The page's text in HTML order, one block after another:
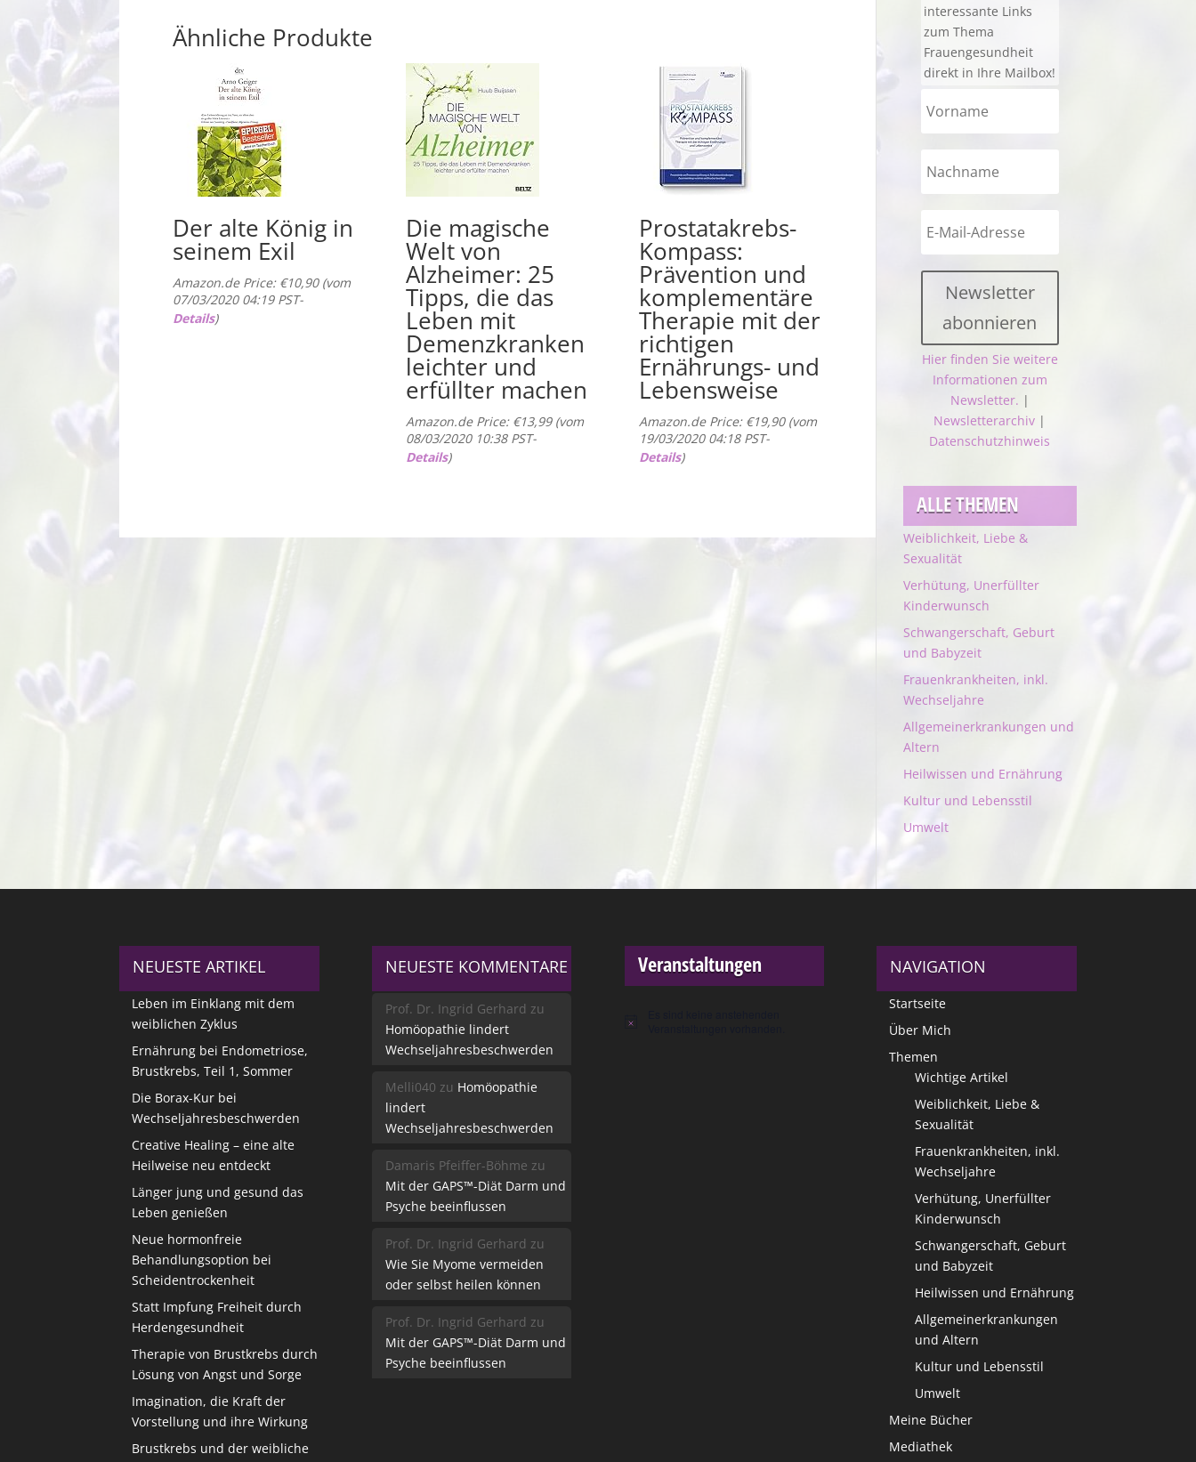
Ähnliche Produkte
Der alte König in
seinem Exil
Amazon.de Price: €10,90(vom
07/03/2020 04:19 PST-
Details)
Die magische
Welt von
Alzheimer: 25
Tipps, die das
Leben mit
Demenzkranken
leichter und
erfüllter machen
Amazon.de Price: €13,99(vom
08/03/2020 10:38 PST-
Details)
Prostatakrebs-
Kompass:
Prävention und
komplementäre
Therapie mit der
richtigen
Ernährungs- und
Lebensweise
Amazon.de Price: €19,90(vom
19/03/2020 04:18 PST-
Details)
interessante Links
zum Thema
Frauengesundheit
direkt in Ihre Mailbox!
Newsletter
abonnieren
Hier finden Sie weitere
Informationen zum
Newsletter. |
Newsletterarchiv |
Datenschutzhinweis
ALLE THEMEN
Weiblichkeit, Liebe &
Sexualität
Verhütung, Unerfüllter
Kinderwunsch
Schwangerschaft, Geburt
und Babyzeit
Frauenkrankheiten, inkl.
Wechseljahre
Allgemeinerkrankungen und
Altern
Heilwissen und Ernährung
Kultur und Lebensstil
Umwelt
NEUESTE ARTIKEL
Leben im Einklang mit dem
weiblichen Zyklus
Ernährung bei Endometriose,
Brustkrebs, Teil 1, Sommer
Die Borax-Kur bei
Wechseljahresbeschwerden
Creative Healing – eine alte
Heilweise neu entdeckt
Länger jung und gesund das
Leben genießen
Neue hormonfreie
Behandlungsoption bei
Scheidentrockenheit
Statt Impfung Freiheit durch
Herdengesundheit
Therapie von Brustkrebs durch
Lösung von Angst und Sorge
Imagination, die Kraft der
Vorstellung und ihre Wirkung
Brustkrebs und der weibliche
NEUESTE KOMMENTARE
Prof. Dr. Ingrid Gerhard zu
Homöopathie lindert
Wechseljahresbeschwerden
Melli040 zu Homöopathie
lindert
Wechseljahresbeschwerden
Damaris Pfeiffer-Böhme zu
Mit der GAPS™-Diät Darm und
Psyche beeinflussen
Prof. Dr. Ingrid Gerhard zu
Wie Sie Myome vermeiden
oder selbst heilen können
Prof. Dr. Ingrid Gerhard zu
Mit der GAPS™-Diät Darm und
Psyche beeinflussen
Veranstaltungen
Hinweis
NAVIGATION
Startseite
Über Mich
Themen
Wichtige Artikel
Weiblichkeit, Liebe &
Sexualität
Frauenkrankheiten, inkl.
Wechseljahre
Verhütung, Unerfüllter
Kinderwunsch
Schwangerschaft, Geburt
und Babyzeit
Heilwissen und Ernährung
Allgemeinerkrankungen
und Altern
Kultur und Lebensstil
Umwelt
Meine Bücher
Mediathek